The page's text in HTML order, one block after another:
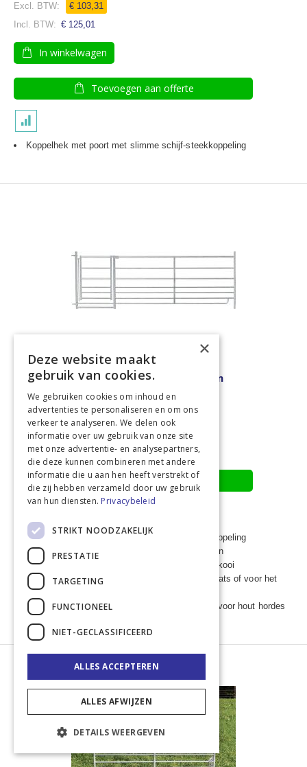
€ 103,31
€ 125,01
In winkelwagen
Toevoegen aan offerte
Koppelhek met poort met slimme schijf-steekkoppeling
Schapen koppelhek met poort, b=2,75 m
€ 150,41
€ 182,00
In winkelwagen
Toevoegen aan offerte
Koppelhek met poort met slimme schijf-steekkoppeling
Flexibel en veelzijdige toepassingsmogelijkheden
Eenvoudige installatie van een enkele of groepskooi
Ideaal voor het maken van een voorverzamelplaats of voor het
bouwen van een schaapskooi
Handige, stabiele en meer duurzame vervanger voor hout hordes
×
Deze website maakt
gebruik van cookies.
We gebruiken cookies om inhoud en
advertenties te personaliseren en om ons
verkeer te analyseren. We delen ook
informatie over uw gebruik van onze site
met onze advertentie- en analysepartners,
die deze kunnen combineren met andere
informatie die u aan hen heeft verstrekt of
die zij hebben verzameld door uw gebruik
van hun diensten. Privacybeleid
STRIKT NOODZAKELIJK
PRESTATIE
TARGETING
FUNCTIONEEL
NIET-GECLASSIFICEERD
ALLES ACCEPTEREN
ALLES AFWIJZEN
DETAILS WEERGEVEN